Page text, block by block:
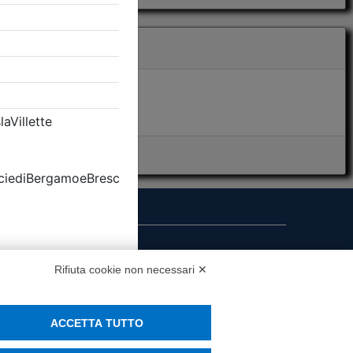
Rifiuta cookie non necessari ✕
ACCETTA TUTTO